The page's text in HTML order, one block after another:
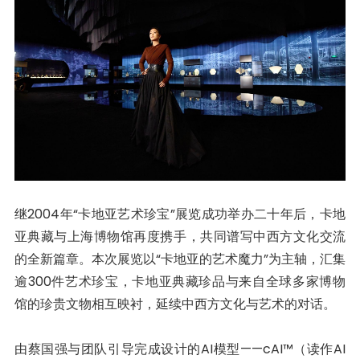
继2004年“卡地亚艺术珍宝”展览成功举办二十年后，卡地
亚典藏与上海博物馆再度携手，共同谱写中西方文化交流
的全新篇章。本次展览以“卡地亚的艺术魔力”为主轴，汇集
逾300件艺术珍宝，卡地亚典藏珍品与来自全球多家博物
馆的珍贵文物相互映衬，延续中西方文化与艺术的对话。
由蔡国强与团队引导完成设计的AI模型——cAI™（读作AI